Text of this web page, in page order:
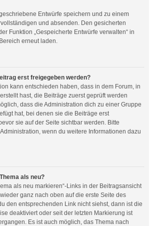
Entwürfe speichern und zu einem
und absenden. Den gesicherten
Funktion „Gespeicherte Entwürfe verwalten“ in
erneut laden.
erst freigegeben werden?
kann entschieden haben, dass in dem Forum, in
hast, die Beiträge zuerst geprüft werden
dass die Administration dich zu einer Gruppe
hat, bei denen sie die Beiträge erst
sie auf der Seite sichtbar werden. Bitte
wenn du weitere Informationen dazu
als neu?
als neu markieren“-Links in der Beitragsansicht
ganz nach oben auf die erste Seite des
den entsprechenden Link nicht siehst, dann ist die
deaktiviert oder seit der letzten Markierung ist
Es ist auch möglich, das Thema nach